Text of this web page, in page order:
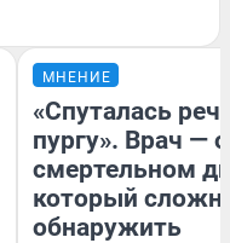
МНЕНИЕ
«Спуталась
пургу». Врач — о
смертельном
который
обнаружить